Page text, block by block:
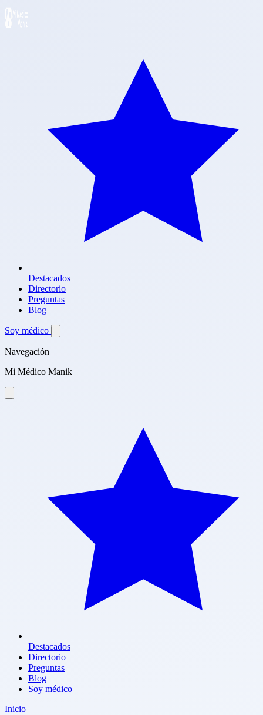
Destacados
Directorio
Preguntas
Blog
Soy médico
Navegación
Mi Médico Manik
Destacados
Directorio
Preguntas
Blog
Soy médico
Inicio